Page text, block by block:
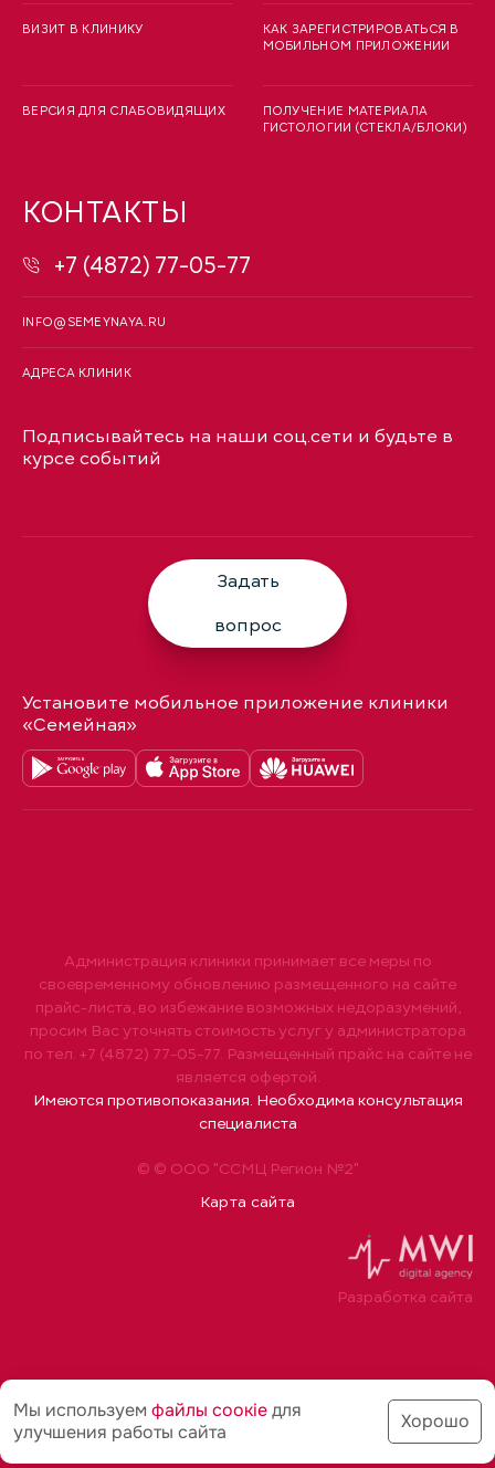
ВИЗИТ В КЛИНИКУ
ВЕРСИЯ ДЛЯ СЛАБОВИДЯЩИХ
КАК ЗАРЕГИСТРИРОВАТЬСЯ В
МОБИЛЬНОМ ПРИЛОЖЕНИИ
ПОЛУЧЕНИЕ МАТЕРИАЛА
ГИСТОЛОГИИ (СТЕКЛА/БЛОКИ)
КОНТАКТЫ
+7 (4872) 77-05-77
INFO@SEMEYNAYA.RU
АДРЕСА КЛИНИК
Подписывайтесь на наши соц.сети и будьте в
курсе событий
Задать
вопрос
Установите мобильное приложение клиники
«Семейная»
© © ООО "ССМЦ Регион №2"
Карта сайта
Администрация клиники принимает все меры по
своевременному обновлению размещенного на сайте
прайс-листа, во избежание возможных недоразумений,
просим Вас уточнять стоимость услуг у администратора
по тел. +7 (4872) 77-05-77. Размещенный прайс на сайте не
является офертой.
Имеются противопоказания. Необходима консультация
специалиста
Разработка сайта
Мы используем файлы соoкіедля
улучшения работы сайта
Хорошо